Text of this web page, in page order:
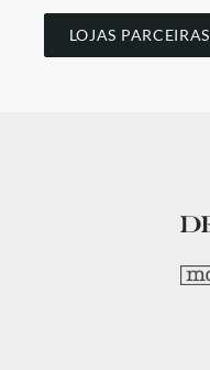
LOJAS PARCEIRAS